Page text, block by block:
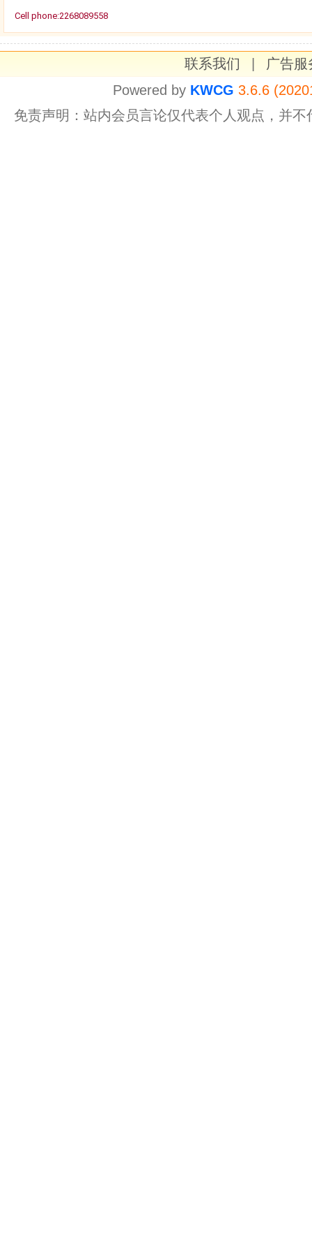
Cell phone:2268089558
联系我们
广告服
Powered by KWCG 3.6.6
免责声明：站内会员言论仅代表个人观点，并